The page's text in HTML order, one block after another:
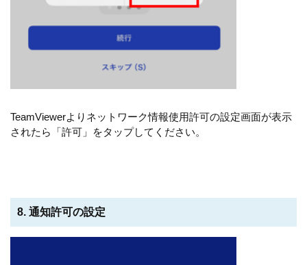
TeamViewerよりネットワーク情報使用許可の設定画面が表示
されたら「許可」をタップしてください。
8. 通知許可の設定